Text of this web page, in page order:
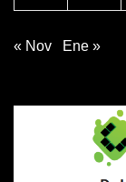
« Nov Ene »